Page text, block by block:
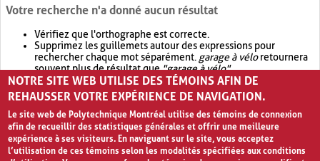
Votre recherche n'a donné aucun résultat
Vérifiez que l'orthographe est correcte.
Supprimez les guillemets autour des expressions pour
rechercher chaque mot séparément. garage à véloretournera
souvent plus de résultat que"garage à vélo".
Envisagez d'élargir votre recherche avec OR.garage OR vélo
retournera souvent plus de résultat quegarage à vélo
NOTRE SITE WEB UTILISE DES TÉMOINS AFIN DE
REHAUSSER VOTRE EXPÉRIENCE DE NAVIGATION.
Le site web de Polytechnique Montréal utilise des témoins de connexion
afin de recueillir des statistiques générales et offrir une meilleure
expérience à ses visiteurs. En naviguant sur le site, vous acceptez
l’utilisation de ces témoins selon les modalités spécifiées aux conditions